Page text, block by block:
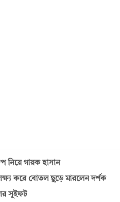
নিয়ে গায়ক হাসান
লক্ষ্য করে বোতল ছুড়ে মারলেন দর্শক
সুইফট